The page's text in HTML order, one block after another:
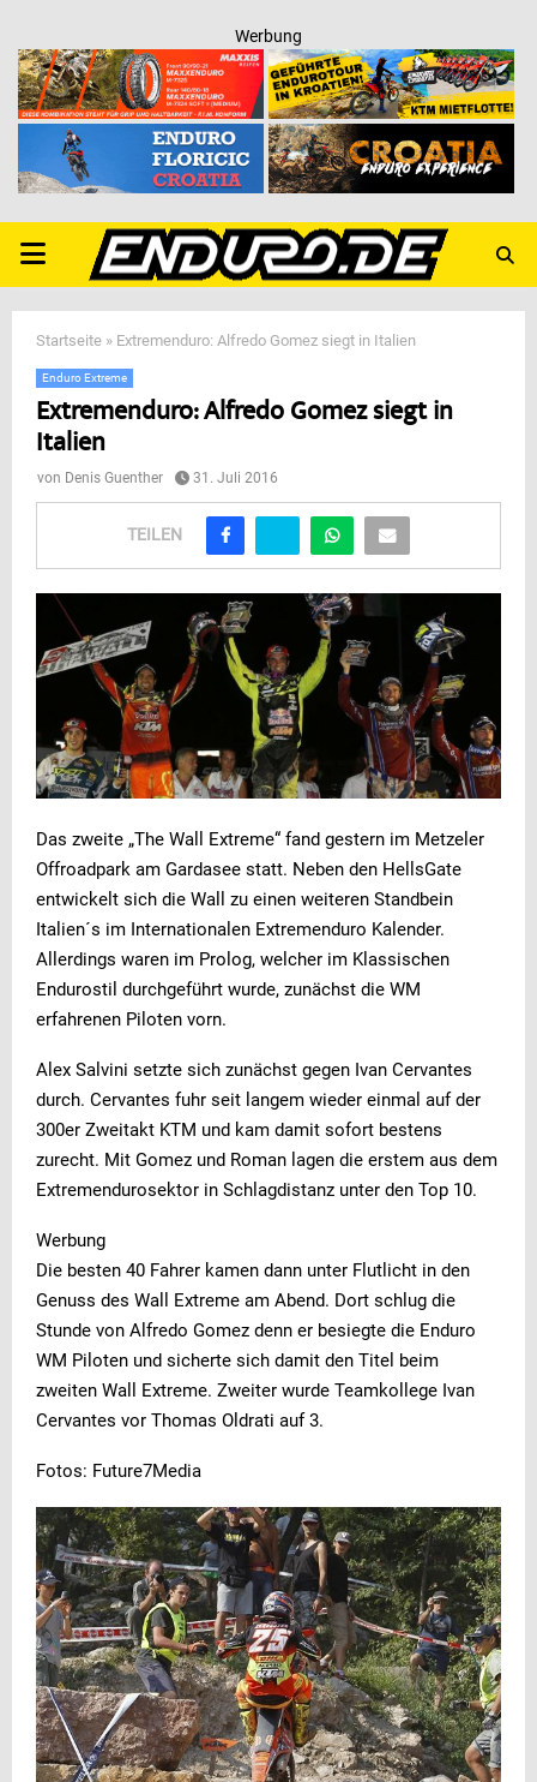
Werbung
PRIMARY
MENU
Startseite » Extremenduro: Alfredo Gomez siegt in Italien
Enduro Extreme
Extremenduro: Alfredo Gomez siegt in
Italien
von Denis Guenther 31. Juli 2016
TEILEN
Das zweite „The Wall Extreme“ fand gestern im Metzeler
Offroadpark am Gardasee statt. Neben den HellsGate
entwickelt sich die Wall zu einen weiteren Standbein
Italien´s im Internationalen Extremenduro Kalender.
Allerdings waren im Prolog, welcher im Klassischen
Endurostil durchgeführt wurde, zunächst die WM
erfahrenen Piloten vorn.
Alex Salvini setzte sich zunächst gegen Ivan Cervantes
durch. Cervantes fuhr seit langem wieder einmal auf der
300er Zweitakt KTM und kam damit sofort bestens
zurecht. Mit Gomez und Roman lagen die erstem aus dem
Extremendurosektor in Schlagdistanz unter den Top 10.
Werbung
Die besten 40 Fahrer kamen dann unter Flutlicht in den
Genuss des Wall Extreme am Abend. Dort schlug die
Stunde von Alfredo Gomez denn er besiegte die Enduro
WM Piloten und sicherte sich damit den Titel beim
zweiten Wall Extreme. Zweiter wurde Teamkollege Ivan
Cervantes vor Thomas Oldrati auf 3.
Fotos: Future7Media